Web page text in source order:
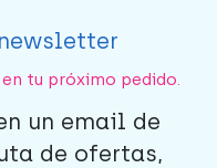
en tu próximo pedido.
un email de
de ofertas,